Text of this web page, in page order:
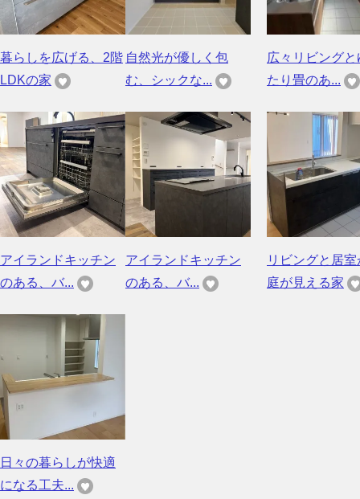
暮らしを広げる、2階
LDKの家
自然光が優しく包
む、シックな...
広々リビングと
たり畳のあ...
アイランドキッチン
のある、バ...
アイランドキッチン
のある、バ...
リビングと居室
庭が見える家
日々の暮らしが快適
になる工夫...